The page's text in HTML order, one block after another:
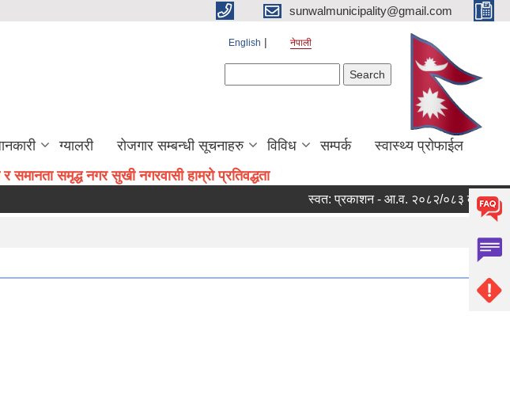
sunwalmunicipality@gmail.com
English नेपाली
ग्यालरी रोजगार सम्बन्धी सूचनाहरु विविध सम्पर्क
स्वास्थ्य प्रोफाईल
समानता समृद्ध नगर सुखी नगरवासी हाम्रो प्रतिवद्धता
स्वत: प्रकाशन - आ.व. २०८२/०८३ को चौथो